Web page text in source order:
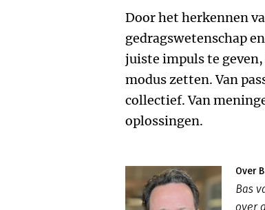
Door het herkennen
gedragswetenschap
juiste impuls te
modus zetten. Van
collectief. Van
oplossingen.
Over
Bas
over